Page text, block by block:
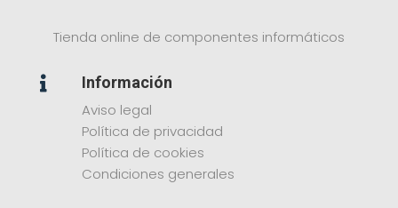
Tienda online de componentes informáticos

Información
Aviso legal
Política de privacidad
Política de cookies
Condiciones generales